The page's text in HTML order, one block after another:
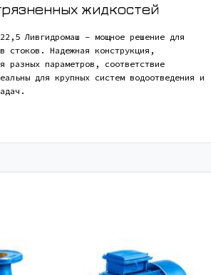
жидкостей
Ливгидромаш – мощное решение для
стоков. Надежная конструкция,
разных параметров, соответствие
для крупных систем водоотведения и